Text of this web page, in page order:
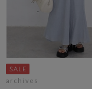
archives